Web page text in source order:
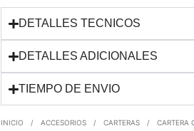
DETALLES TECNICOS
DETALLES ADICIONALES
TIEMPO DE ENVIO
INICIO / ACCESORIOS / CARTERAS /
CARTERA